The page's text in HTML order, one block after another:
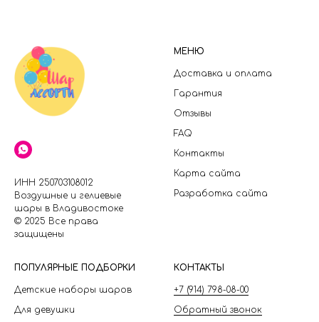
ИНН 250703108012
Воздушные и гелиевые
шары в Владивостоке
© 2025 Все права
защищены
МЕНЮ
Доставка и оплата
Гарантия
Отзывы
FAQ
Контакты
Карта сайта
Разработка сайта
ПОПУЛЯРНЫЕ ПОДБОРКИ
Детские наборы шаров
Для девушки
КОНТАКТЫ
+7 (914) 798-08-00
Обратный звонок